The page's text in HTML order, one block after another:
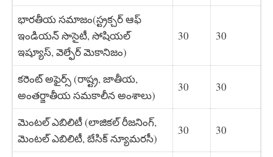
భారతీయ సమాజం(స్ట్రక్చర్‌ ఆఫ్‌
ఇండియన్‌ సొసైటీ, సోషియల్‌
ఇష్యూస్‌, వెల్ఫేర్‌ మెకానిజం)
30 30
కరెంట్ అఫైర్స్ (రాష్ట్ర, జాతీయ,
అంతర్జాతీయ సమకాలీన అంశాలు)
30 30
మెంటల్ ఎబిలిటీ (లాజికల్‌ రీజనింగ్‌,
మెంటల్‌ ఎబిలిటీ, బేసిక్‌ న్యూమరసీ)
30 30